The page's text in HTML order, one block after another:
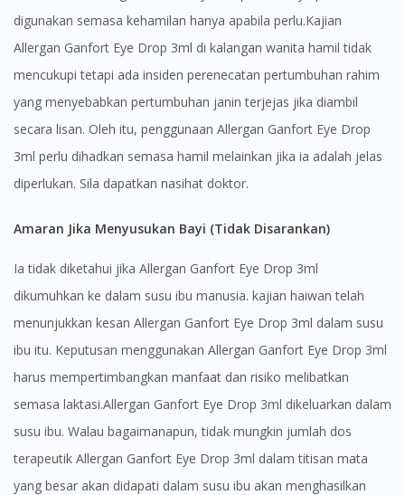
You seem to be shopping from Singapore
You are currently on DoctorOnCall.com.my, our Malaysian
site.
To serve you better, would you like to head over to
DoctorOnCall Singapore
Continue to DoctorOnCall Singapore
No, please do not redirect me
digunakan semasa kehamilan hanya apabila perlu.Kajian
Allergan Ganfort Eye Drop 3ml di kalangan wanita hamil tidak
mencukupi tetapi ada insiden perenecatan pertumbuhan rahim
yang menyebabkan pertumbuhan janin terjejas jika diambil
secara lisan. Oleh itu, penggunaan Allergan Ganfort Eye Drop
3ml perlu dihadkan semasa hamil melainkan jika ia adalah jelas
diperlukan. Sila dapatkan nasihat doktor.
Amaran Jika Menyusukan Bayi (Tidak Disarankan)
Ia tidak diketahui jika Allergan Ganfort Eye Drop 3ml
dikumuhkan ke dalam susu ibu manusia. kajian haiwan telah
menunjukkan kesan Allergan Ganfort Eye Drop 3ml dalam susu
ibu itu. Keputusan menggunakan Allergan Ganfort Eye Drop 3ml
harus mempertimbangkan manfaat dan risiko melibatkan
semasa laktasi.Allergan Ganfort Eye Drop 3ml dikeluarkan dalam
susu ibu. Walau bagaimanapun, tidak mungkin jumlah dos
terapeutik Allergan Ganfort Eye Drop 3ml dalam titisan mata
yang besar akan didapati dalam susu ibu akan menghasilkan